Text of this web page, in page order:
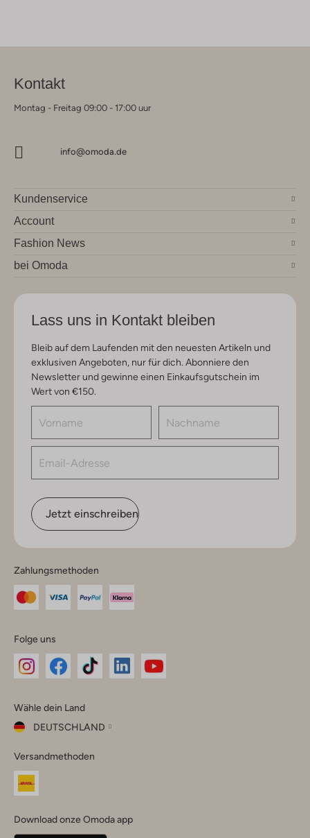
Kontakt
Montag - Freitag 09:00 - 17:00 uur
info@omoda.de
Kundenservice
Account
Fashion News
bei Omoda
Lass uns in Kontakt bleiben
Bleib auf dem Laufenden mit den neuesten Artikeln und
exklusiven Angeboten, nur für dich. Abonniere den
Newsletter und gewinne einen Einkaufsgutschein im
Wert von €150.
Jetzt einschreiben
Zahlungsmethoden
Folge uns
Instagram
Facebook
TikTok
Wähle dein Land
DEUTSCHLAND
dein
Land
Belgique(Français)
Versandmethoden
Download onze Omoda app